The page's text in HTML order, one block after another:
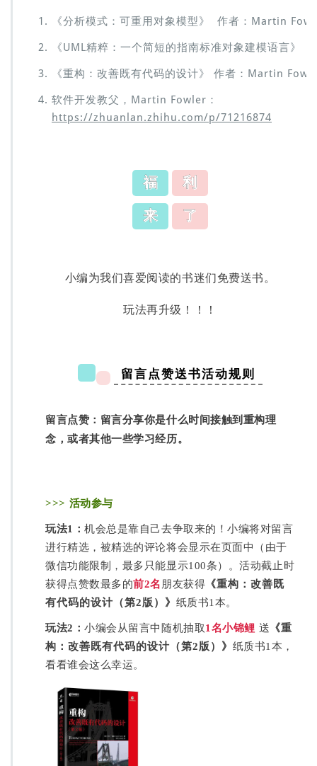
《分析模式：可重用对象模型》 作者：Martin
《UML精粹：一个简短的指南标准对象建模语言》
《重构：改善既有代码的设计》 作者：Martin
软件开发教父，Martin Fowler：
https://zhuanlan.zhihu.com/p/71216874
福
利
来
了
小编为我们喜爱阅读的书迷们免费送书。
玩法再升级！！！
留言点赞送书活动规则
留言点赞：留言分享你是什么时间接触到重构理
念，或者其他一些学习经历。
>>> 活动参与
玩法1：机会总是靠自己去争取来的！小编将对留言
进行精选，被精选的评论将会显示在页面中（由于
微信功能限制，最多只能显示100条）。活动截止时
获得点赞数最多的前2名 朋友获得 《重构： 改善既
有代码的设计（第2版） 》 纸质书1本。
玩法2：小编会从留言中随机抽取1名小锦鲤 送 《重
构：改善既有代码的设计（第2版） 》 纸质书1本，
看看谁会这么幸运。